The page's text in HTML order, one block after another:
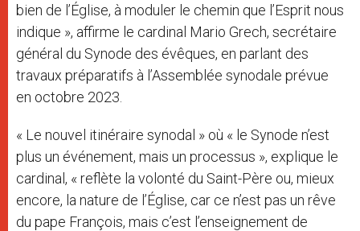
bien de l’Église, à moduler le chemin que l’Esprit nous
indique », affirme le cardinal Mario Grech, secrétaire
général du Synode des évêques, en parlant des
travaux préparatifs à l’Assemblée synodale prévue
en octobre 2023.
« Le nouvel itinéraire synodal » où « le Synode n’est
plus un événement, mais un processus », explique le
cardinal, « reflète la volonté du Saint-Père ou, mieux
encore, la nature de l’Église, car ce n’est pas un rêve
du pape François, mais c’est l’enseignement de